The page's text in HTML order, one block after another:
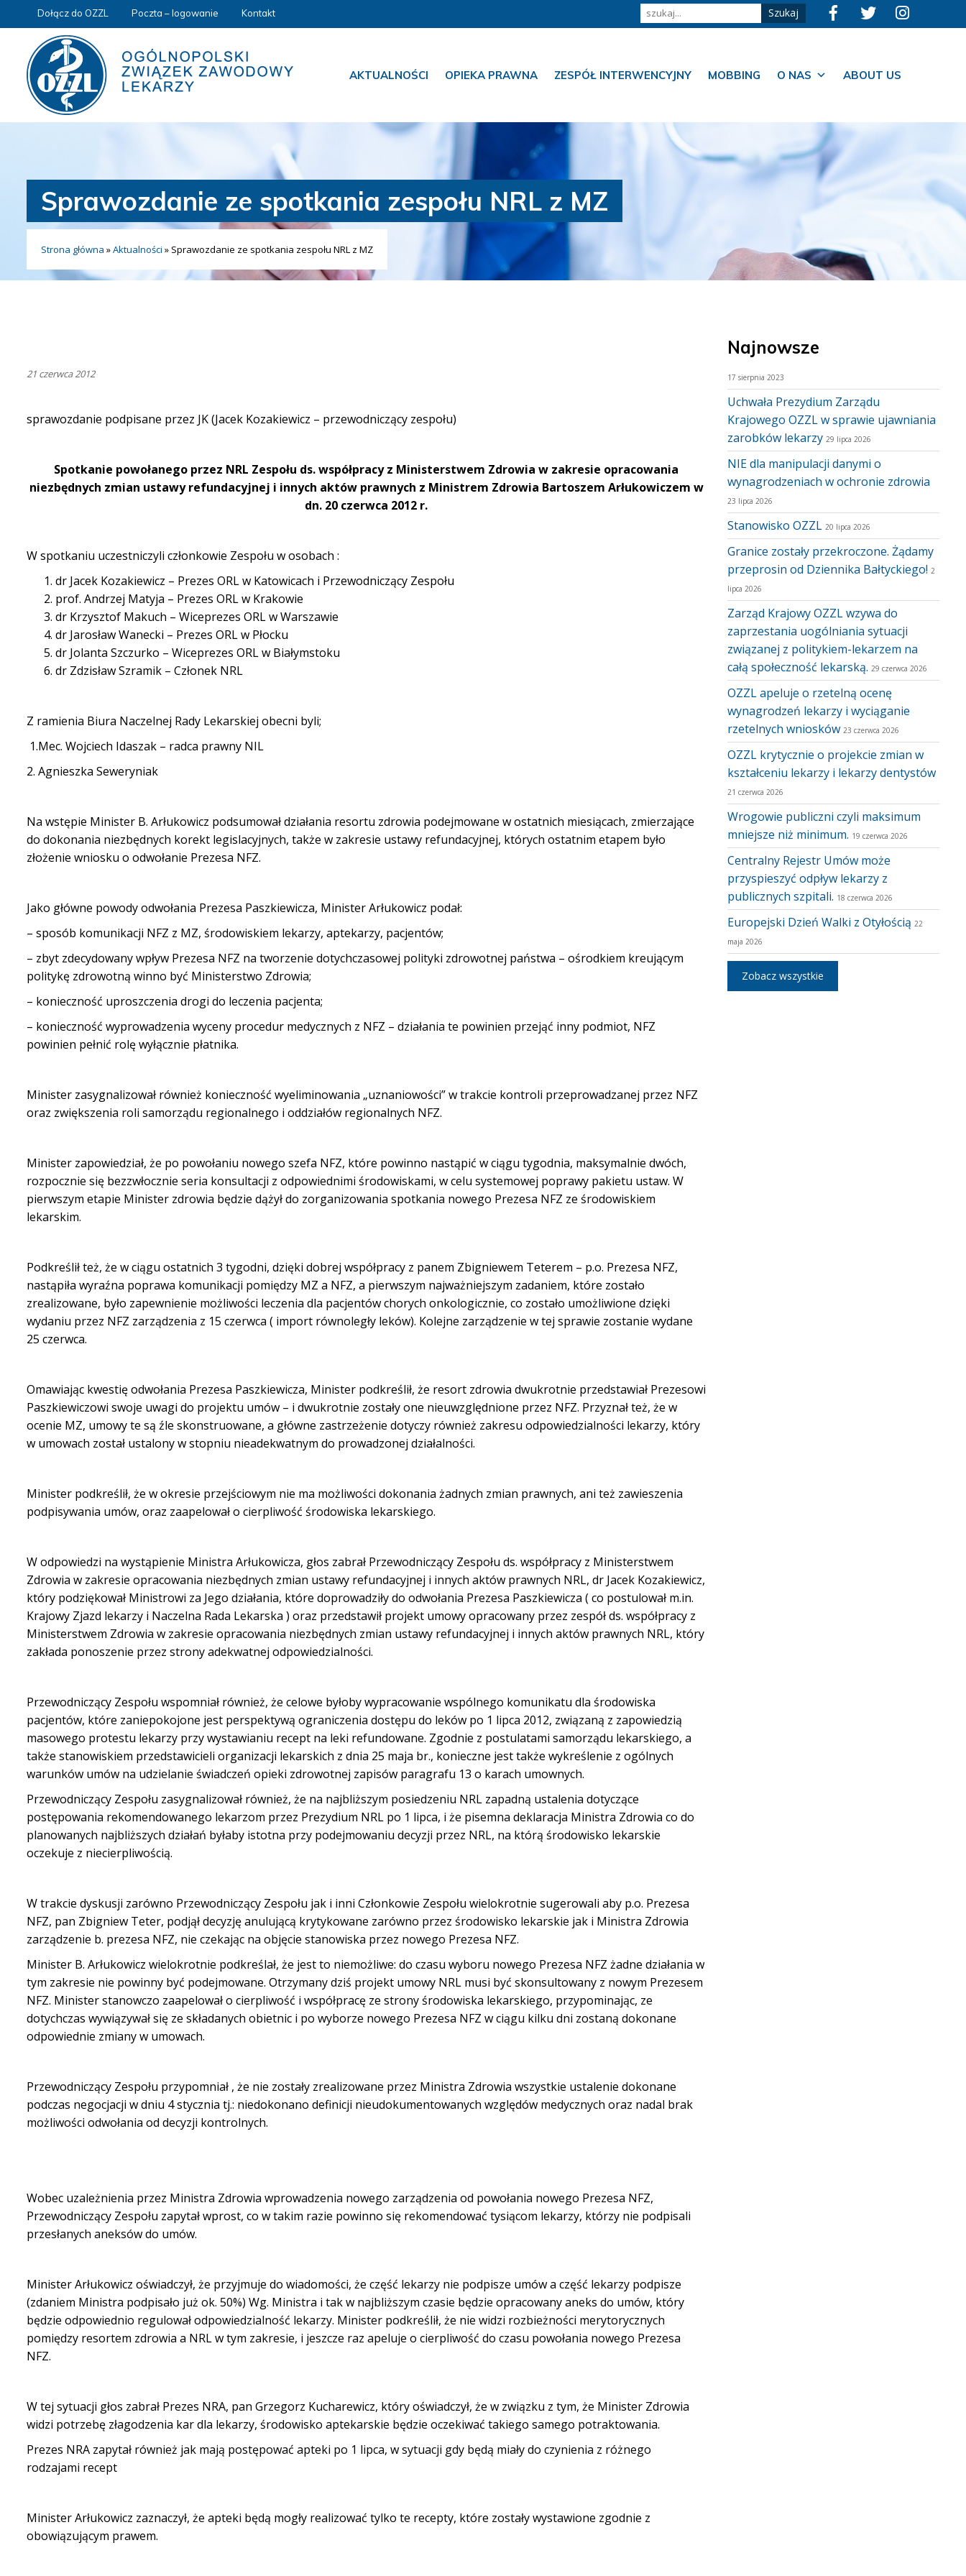
Dołącz do OZZL Poczta – logowanie Kontakt
AKTUALNOŚCI OPIEKA PRAWNA ZESPÓŁ INTERWENCYJNY MOBBING O NAS ABOUT US
Sprawozdanie ze spotkania zespołu NRL z MZ
Strona główna »Aktualności » Sprawozdanie ze spotkania zespołu NRL z MZ
21 czerwca 2012
sprawozdanie podpisane przez JK (Jacek Kozakiewicz – przewodniczący zespołu)
Spotkanie powołanego przez NRL Zespołu ds. współpracy z Ministerstwem Zdrowia w zakresie opracowania
niezbędnych zmian ustawy refundacyjnej i innych aktów prawnych z Ministrem Zdrowia Bartoszem Arłukowiczem w
dn. 20 czerwca 2012 r.
W spotkaniu uczestniczyli członkowie Zespołu wosobach :
dr Jacek Kozakiewicz – Prezes ORL w Katowicach i Przewodniczący Zespołu
prof. Andrzej Matyja – Prezes ORL w Krakowie
dr Krzysztof Makuch – Wiceprezes ORL w Warszawie
dr Jarosław Wanecki – Prezes ORL w Płocku
dr Jolanta Szczurko – Wiceprezes ORL w Białymstoku
dr Zdzisław Szramik – Członek NRL
Z ramienia Biura Naczelnej Rady Lekarskiej obecni byli;
1.Mec. Wojciech Idaszak – radca prawny NIL
2. Agnieszka Seweryniak
Na wstępie Minister B. Arłukowicz podsumował działania resortu zdrowia podejmowane w ostatnich miesiącach, zmierzające
do dokonania niezbędnych korekt legislacyjnych, także w zakresie ustawy refundacyjnej, których ostatnim etapem było
złożenie wniosku o odwołanie Prezesa NFZ.
Jako główne powody odwołania Prezesa Paszkiewicza, Minister Arłukowicz podał:
– sposób komunikacji NFZ z MZ, środowiskiem lekarzy, aptekarzy, pacjentów;
– zbyt zdecydowanywpływ Prezesa NFZ na tworzenie dotychczasowej polityki zdrowotnej państwa – ośrodkiem kreującym
politykę zdrowotną winno być Ministerstwo Zdrowia;
– konieczność uproszczenia drogi do leczenia pacjenta;
– konieczność wyprowadzenia wyceny procedur medycznych z NFZ – działania te powinien przejąć inny podmiot, NFZ
powinien pełnić rolę wyłącznie płatnika.
Minister zasygnalizował również konieczność wyeliminowania „uznaniowości” w trakcie kontroli przeprowadzanej przez NFZ
oraz zwiększenia roli samorządu regionalnego i oddziałów regionalnych NFZ.
Minister zapowiedział, że po powołaniu nowego szefa NFZ, które powinno nastąpić w ciągu tygodnia, maksymalnie dwóch,
rozpocznie się bezzwłocznie seria konsultacji z odpowiednimi środowiskami, w celu systemowej poprawy pakietu ustaw. W
pierwszym etapie Minister zdrowia będzie dążył do zorganizowania spotkania nowego Prezesa NFZ ze środowiskiem
lekarskim.
Podkreślił też, że w ciągu ostatnich 3 tygodni, dzięki dobrej współpracy z panem Zbigniewem Teterem – p.o. Prezesa NFZ,
nastąpiła wyraźna poprawa komunikacji pomiędzy MZ a NFZ, a pierwszym najważniejszym zadaniem, które zostało
zrealizowane, było zapewnienie możliwości leczenia dla pacjentów chorych onkologicznie, co zostało umożliwione dzięki
wydaniu przez NFZ zarządzenia z 15 czerwca ( import równoległy leków). Kolejne zarządzenie w tej sprawie zostanie wydane
25 czerwca.
Omawiając kwestię odwołania Prezesa Paszkiewicza, Minister podkreślił, że resort zdrowia dwukrotnie przedstawiał Prezesowi
Paszkiewiczowi swoje uwagi do projektu umów – i dwukrotnie zostały one nieuwzględnione przez NFZ. Przyznał też, że w
ocenie MZ, umowy te są źle skonstruowane, a główne zastrzeżenie dotyczy również zakresu odpowiedzialności lekarzy, który
w umowach został ustalony w stopniu nieadekwatnym do prowadzonej działalności.
Minister podkreślił, że w okresie przejściowym nie ma możliwości dokonania żadnych zmian prawnych, ani też zawieszenia
podpisywania umów, oraz zaapelował o cierpliwość środowiska lekarskiego.
W odpowiedzi na wystąpienie Ministra Arłukowicza, głos zabrał Przewodniczący Zespołu ds. współpracy z Ministerstwem
Zdrowia w zakresie opracowania niezbędnych zmian ustawy refundacyjnej i innych aktów prawnych NRL, dr Jacek Kozakiewicz,
który podziękował Ministrowi za Jego działania, które doprowadziły do odwołania Prezesa Paszkiewicza (co postulował m.in.
Krajowy Zjazd lekarzy i Naczelna Rada Lekarska ) oraz przedstawił projekt umowy opracowany przez zespółds. współpracy z
Ministerstwem Zdrowia w zakresie opracowania niezbędnych zmian ustawy refundacyjnej i innych aktów prawnych NRL, który
zakłada ponoszenie przez strony adekwatnej odpowiedzialności.
Przewodniczący Zespołu wspomniał również, że celowe byłoby wypracowanie wspólnego komunikatu dla środowiska
pacjentów, które zaniepokojone jest perspektywą ograniczenia dostępu do leków po 1 lipca 2012, związaną z zapowiedzią
masowego protestu lekarzy przy wystawianiu recept na leki refundowane. Zgodnie z postulatami samorządu lekarskiego, a
także stanowiskiem przedstawicieli organizacji lekarskich z dnia 25 maja br., konieczne jesttakże wykreślenie z ogólnych
warunków umów na udzielanie świadczeń opieki zdrowotnej zapisów paragrafu 13 o karach umownych.
Przewodniczący Zespołu zasygnalizował również, że na najbliższym posiedzeniu NRL zapadną ustalenia dotyczące
postępowania rekomendowanego lekarzom przez Prezydium NRL po 1 lipca, i że pisemna deklaracja Ministra Zdrowia co do
planowanych najbliższych działań byłaby istotna przy podejmowaniu decyzji przez NRL, na którą środowisko lekarskie
oczekuje z niecierpliwością.
W trakcie dyskusji zarówno Przewodniczący Zespołu jak i inni Członkowie Zespołu wielokrotnie sugerowali aby p.o. Prezesa
NFZ, pan Zbigniew Teter, podjął decyzjęanulującą krytykowane zarówno przez środowisko lekarskie jak i Ministra Zdrowia
zarządzenie b. prezesa NFZ, nie czekając na objęcie stanowiska przez nowego Prezesa NFZ.
Minister B. Arłukowicz wielokrotnie podkreślał, że jest to niemożliwe: do czasu wyboru nowego Prezesa NFZ żadne działania w
tym zakresie nie powinny być podejmowane. Otrzymany dziś projekt umowy NRL musi być skonsultowany z nowym Prezesem
NFZ. Minister stanowczo zaapelował o cierpliwość i współpracę ze strony środowiska lekarskiego, przypominając, ze
dotychczas wywiązywał się ze składanych obietnic i po wyborze nowego Prezesa NFZ w ciągu kilku dni zostaną dokonane
odpowiednie zmiany w umowach.
Przewodniczący Zespołu przypomniał , że nie zostały zrealizowane przez Ministra Zdrowia wszystkie ustalenie dokonane
podczas negocjacji w dniu 4 stycznia tj.: niedokonano definicji nieudokumentowanych względów medycznych oraz nadal brak
możliwości odwołania od decyzji kontrolnych.
Wobec uzależnienia przez Ministra Zdrowia wprowadzenia nowego zarządzenia od powołania nowego Prezesa NFZ,
Przewodniczący Zespołu zapytał wprost, co w takim razie powinno się rekomendować tysiącom lekarzy, którzy nie podpisali
przesłanych aneksów do umów.
Minister Arłukowicz oświadczył, że przyjmuje do wiadomości, że część lekarzy nie podpisze umów a część lekarzy podpisze
(zdaniem Ministra podpisało już ok. 50%) Wg. Ministra i tak w najbliższym czasie będzie opracowany aneks do umów, który
będzie odpowiednio regulował odpowiedzialność lekarzy. Minister podkreślił, że nie widzi rozbieżności merytorycznych
pomiędzy resortem zdrowia a NRL w tym zakresie, i jeszcze raz apeluje o cierpliwość do czasu powołania nowego Prezesa
NFZ.
W tej sytuacji głos zabrał Prezes NRA, pan Grzegorz Kucharewicz, który oświadczył, że w związku z tym, że Minister Zdrowia
widzi potrzebę złagodzenia kar dla lekarzy, środowisko aptekarskie będzie oczekiwać takiego samego potraktowania.
Prezes NRA zapytał również jak mają postępować apteki po 1 lipca, w sytuacji gdy będą miały do czynienia z różnego
rodzajami recept
Minister Arłukowicz zaznaczył, że apteki będą mogły realizować tylko te recepty, które zostały wystawione zgodnie z
obowiązującym prawem.
Najnowsze
17 sierpnia 2023
Uchwała Prezydium Zarządu
Krajowego OZZL w sprawie ujawniania
zarobków lekarzy 29 lipca 2026
NIE dla manipulacji danymi o
wynagrodzeniach w ochronie zdrowia
23 lipca 2026
Stanowisko OZZL 20 lipca 2026
Granice zostały przekroczone. Żądamy
przeprosin od Dziennika Bałtyckiego! 2
lipca 2026
Zarząd Krajowy OZZL wzywa do
zaprzestania uogólniania sytuacji
związanej z politykiem-lekarzem na
całą społeczność lekarską. 29 czerwca 2026
OZZL apeluje o rzetelną ocenę
wynagrodzeń lekarzy i wyciąganie
rzetelnych wniosków 23 czerwca 2026
OZZL krytycznie o projekcie zmian w
kształceniu lekarzy i lekarzy dentystów
21 czerwca 2026
Wrogowie publiczni czyli maksimum
mniejsze niż minimum. 19 czerwca 2026
Centralny Rejestr Umów może
przyspieszyć odpływ lekarzy z
publicznych szpitali. 18 czerwca 2026
Europejski Dzień Walki z Otyłością 22
maja 2026
Zobacz wszystkie